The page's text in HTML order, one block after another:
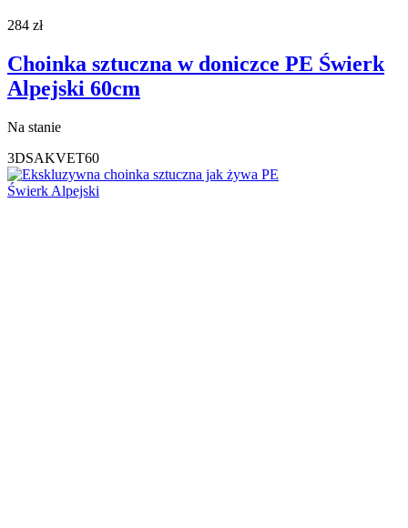
284 zł
Choinka sztuczna w doniczce PE Świerk
Alpejski 60cm
Na stanie
3DSAKVET60